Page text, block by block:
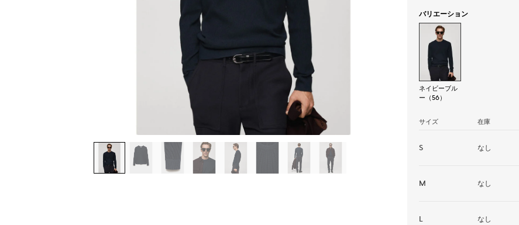
バリエーション
ネイビーブル
ー（56）
サイズ 在庫
S なし
M なし
L なし